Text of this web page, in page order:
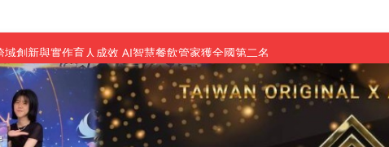
域創新與實作育人成效 AI智慧餐飲管家獲全國第二名
董事長『聊』心室」 上官董事長與青年學子溫馨對談 傳遞品格與智慧力量
學生夢想 菁英學程陪伴財金系學生蛻變成金融新星
進駐！中國科大原民音樂成果展 燃爆傳統與現代